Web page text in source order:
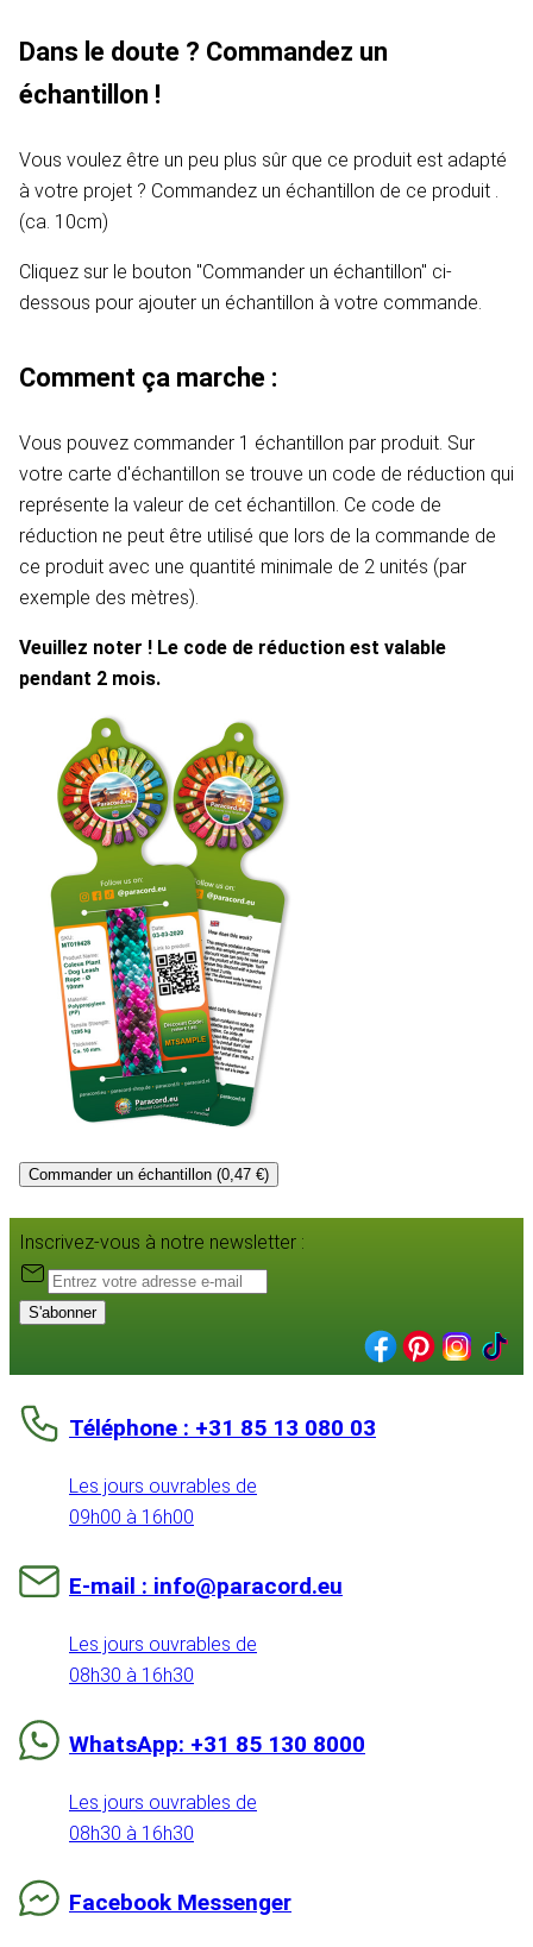
Dans le doute ? Commandez un
échantillon !
Vous voulez être un peu plus sûr que ce produit est adapté
à votre projet ? Commandez un échantillon de ce produit .
(ca. 10cm)
Cliquez sur le bouton "Commander un échantillon" ci-
dessous pour ajouter un échantillon à votre commande.
Comment ça marche :
Vous pouvez commander 1 échantillon par produit. Sur
votre carte d'échantillon se trouve un code de réduction qui
représente la valeur de cet échantillon. Ce code de
réduction ne peut être utilisé que lors de la commande de
ce produit avec une quantité minimale de 2 unités (par
exemple des mètres).
Veuillez noter ! Le code de réduction est valable
pendant 2 mois.
Commander un échantillon (0,47 €)
Inscrivez-vous à notre newsletter :
S'abonner
Téléphone : +31 85 13 080 03
Les jours ouvrables de
09h00 à 16h00
E-mail : info@paracord.eu
Les jours ouvrables de
08h30 à 16h30
WhatsApp: +31 85 130 8000
Les jours ouvrables de
08h30 à 16h30
Facebook Messenger